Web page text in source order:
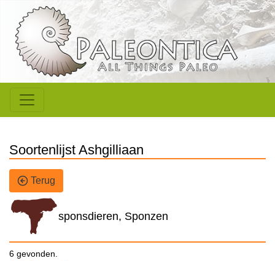
Soortenlijst Ashgilliaan
Terug
sponsdieren, Sponzen
6 gevonden.